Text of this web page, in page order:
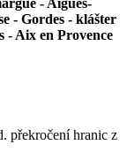
- Aigues-
- Gordes - klášter
- Aix en Provence
překročení hranic z